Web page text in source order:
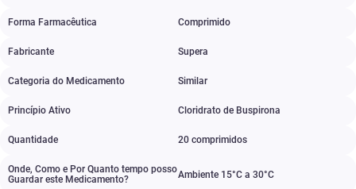
Forma Farmacêutica Comprimido
Fabricante Supera
Categoria do Medicamento Similar
Princípio Ativo Cloridrato de Buspirona
Quantidade 20 comprimidos
Onde, Como e Por Quanto tempo posso
Guardar este Medicamento?
Ambiente 15°C a 30°C